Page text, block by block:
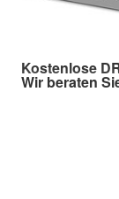
Kostenlose
Wir beraten